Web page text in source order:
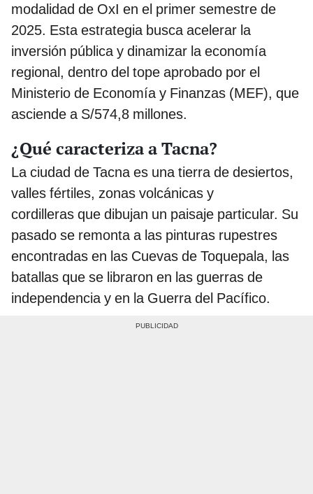
modalidad de OxI en el primer semestre de
2025. Esta estrategia busca acelerar la
inversión pública y dinamizar la economía
regional, dentro del tope aprobado por el
Ministerio de Economía y Finanzas (MEF), que
asciende a S/574,8 millones.
¿Qué caracteriza a Tacna?
La ciudad de Tacna es una tierra de desiertos,
valles fértiles, zonas volcánicas y
cordilleras que dibujan un paisaje particular. Su
pasado se remonta a las pinturas rupestres
encontradas en las Cuevas de Toquepala, las
batallas que se libraron en las guerras de
independencia y en la Guerra del Pacífico.